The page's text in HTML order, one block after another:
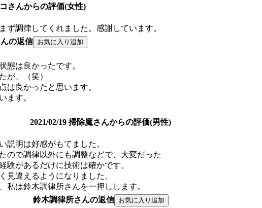
さんからの評価(女性)
ず調律してくれました。感謝しています。
の返信
態は良かったです。
が、（笑）
は良かったと思います。
ます。
2021/02/19 掃除魔さんからの評価(男性)
説明は好感がもてました。
ので調律以外にも調整などで、大変だった
験があるだけに技術は確かです。
見違えるようになりました。
私は鈴木調律所さんを一押しします。
鈴木調律所さんの返信